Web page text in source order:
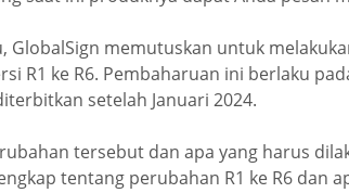
GlobalSign memutuskan untuk
R1 ke R6. Pembaharuan ini berlaku
setelah Januari 2024.
tersebut dan apa yang harus
tentang perubahan R1 ke R6 dan